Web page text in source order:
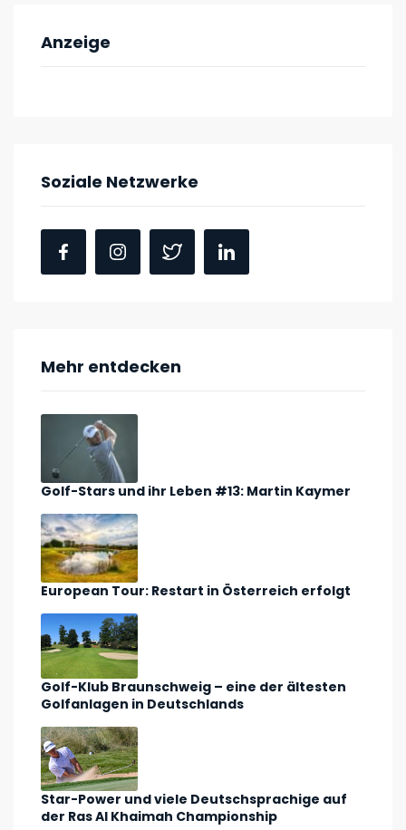
Anzeige
Soziale Netzwerke
Mehr entdecken
Golf-Stars und ihr Leben #13: Martin Kaymer
European Tour: Restart in Österreich erfolgt
Golf-Klub Braunschweig – eine der ältesten
Golfanlagen in Deutschlands
Star-Power und viele Deutschsprachige auf
der Ras Al Khaimah Championship